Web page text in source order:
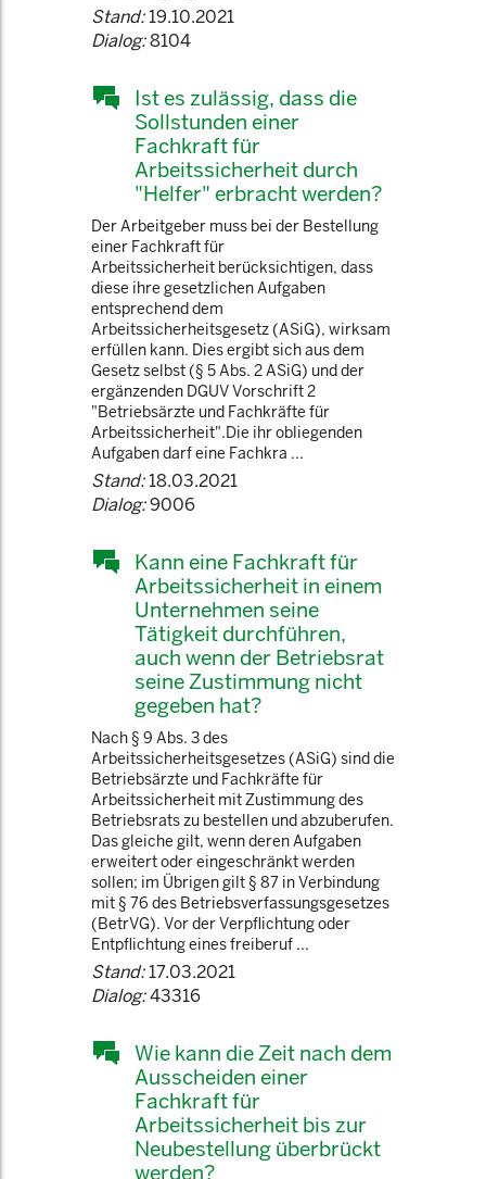
Stand:19.10.2021
Dialog:8104
Ist es zulässig, dass die
Sollstunden einer
Fachkraft für
Arbeitssicherheit durch
"Helfer" erbracht werden?
Der Arbeitgeber muss bei der Bestellung
einer Fachkraft für
Arbeitssicherheit berücksichtigen, dass
diese ihre gesetzlichen Aufgaben
entsprechend dem
Arbeitssicherheitsgesetz (ASiG), wirksam
erfüllen kann. Dies ergibt sich aus dem
Gesetz selbst (§ 5 Abs. 2 ASiG) und der
ergänzenden DGUV Vorschrift 2
"Betriebsärzte und Fachkräfte für
Arbeitssicherheit".Die ihr obliegenden
Aufgaben darf eine Fachkra ...
Stand:18.03.2021
Dialog:9006
Kann eine Fachkraft für
Arbeitssicherheit in einem
Unternehmen seine
Tätigkeit durchführen,
auch wenn der Betriebsrat
seine Zustimmung nicht
gegeben hat?
Nach § 9 Abs. 3 des
Arbeitssicherheitsgesetzes (ASiG) sind die
Betriebsärzte und Fachkräfte für
Arbeitssicherheit mit Zustimmung des
Betriebsrats zu bestellen und abzuberufen.
Das gleiche gilt, wenn deren Aufgaben
erweitert oder eingeschränkt werden
sollen; im Übrigen gilt § 87 in Verbindung
mit § 76 des Betriebsverfassungsgesetzes
(BetrVG). Vor der Verpflichtung oder
Entpflichtung eines freiberuf ...
Stand:17.03.2021
Dialog:43316
Wie kann die Zeit nach dem
Ausscheiden einer
Fachkraft für
Arbeitssicherheit bis zur
Neubestellung überbrückt
werden?